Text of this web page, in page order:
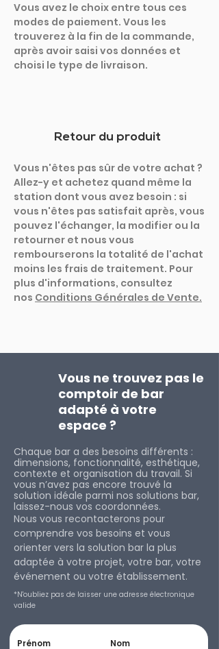
Vous avez le choix entre tous ces
modes de paiement. Vous les
trouverez à la fin de la commande,
après avoir saisi vos données et
choisi le type de livraison.
Retour du produit
Vous n'êtes pas sûr de votre achat ?
Allez-y et achetez quand même la
station dont vous avez besoin : si
vous n'êtes pas satisfait après, vous
pouvez l'échanger, la modifier ou la
retourner et nous vous
rembourserons la totalité de l'achat
moins les frais de traitement. Pour
plus d'informations, consultez
nos Conditions Générales de Vente.
Vous ne trouvez pas le
comptoir de bar
adapté à votre
espace ?
Chaque bar a des besoins différents :
dimensions, fonctionnalité, esthétique,
contexte et organisation du travail. Si
vous n’avez pas encore trouvé la
solution idéale parmi nos solutions bar,
laissez-nous vos coordonnées.
Nous vous recontacterons pour
comprendre vos besoins et vous
orienter vers la solution bar la plus
adaptée à votre projet, votre bar, votre
événement ou votre établissement.
*N'oubliez pas de laisser une adresse électronique
valide
Prénom Nom